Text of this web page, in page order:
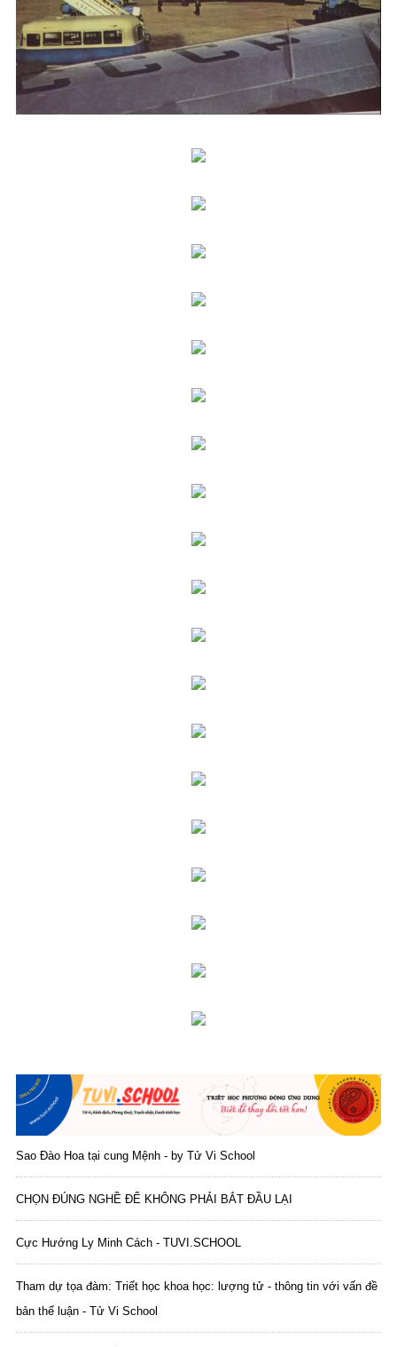
Sao Đào Hoa tại cung Mệnh - by Tử Vi School
CHỌN ĐÚNG NGHỀ ĐỂ KHÔNG PHẢI BẮT ĐẦU LẠI
Cực Hướng Ly Minh Cách - TUVI.SCHOOL
Tham dự tọa đàm: Triết học khoa học: lượng tử - thông tin với vấn đề
bản thể luận - Tử Vi School